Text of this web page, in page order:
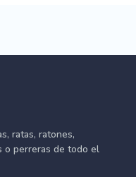
ratas, ratones,
o perreras de todo el